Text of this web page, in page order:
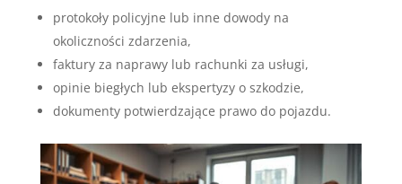
protokoły policyjne lub inne dowody na
okoliczności zdarzenia,
faktury za naprawy lub rachunki za usługi,
opinie biegłych lub ekspertyzy o szkodzie,
dokumenty potwierdzające prawo do pojazdu.